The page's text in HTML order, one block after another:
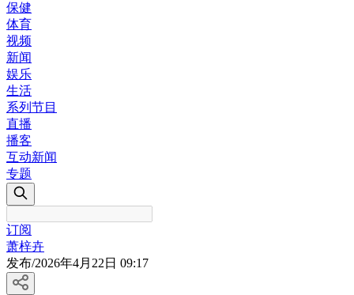
保健
体育
视频
新闻
娱乐
生活
系列节目
直播
播客
互动新闻
专题
订阅
萧梓卉
发布/2026年4月22日 09:17